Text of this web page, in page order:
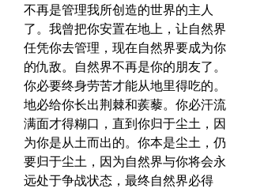
不再是管理我所创造的世界的主人
了。我曾把你安置在地上，让自然界
任凭你去管理，现在自然界要成为你
的仇敌。自然界不再是你的朋友了。
你必要终身劳苦才能从地里得吃的。
地必给你长出荆棘和蒺藜。你必汗流
满面才得糊口，直到你归于尘土，因
为你是从土而出的。你本是尘土，仍
要归于尘土，因为自然界与你将会永
远处于争战状态，最终自然界必得